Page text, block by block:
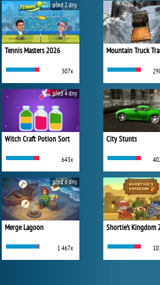
Tennis Masters 2026
307x
před 2 dny
Witch Craft Potion Sort
643x
před 4 dny
Merge Lagoon
1 467x
před 6 dny
Mountain Truck
City Stunts
Shortie's Kingdom